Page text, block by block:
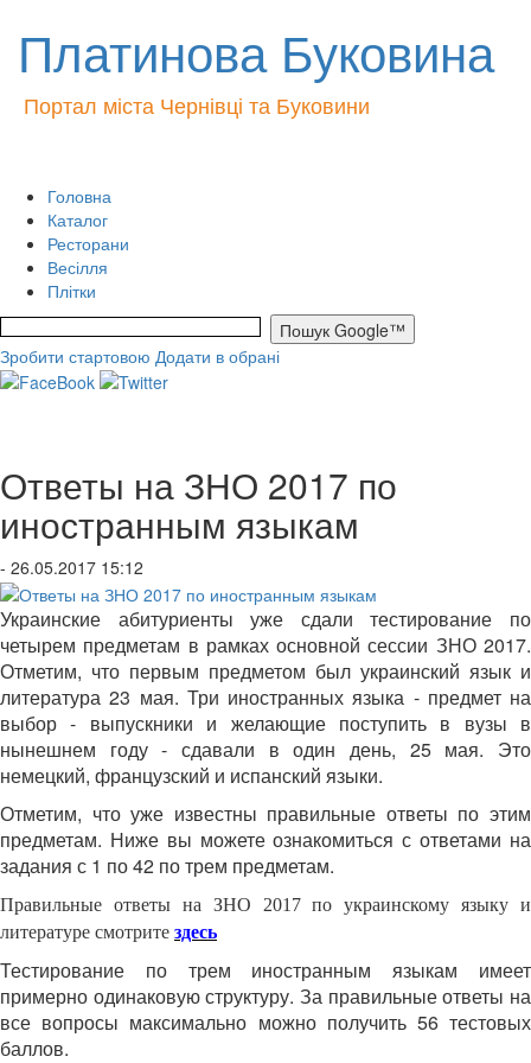
Платинова Буковина
Портал міста Чернівці та Буковини
Головна
Каталог
Ресторани
Весілля
Плітки
Зробити стартовою Додати в обрані
Ответы на ЗНО 2017 по
иностранным языкам
- 26.05.2017 15:12
Украинские абитуриенты уже сдали тестирование по
четырем предметам в рамках основной сессии ЗНО 2017.
Отметим, что первым предметом был украинский язык и
литература 23 мая. Три иностранных языка - предмет на
выбор - выпускники и желающие поступить в вузы в
нынешнем году - сдавали в один день, 25 мая. Это
немецкий, французский и испанский языки.
Отметим, что уже известны правильные ответы по этим
предметам. Ниже вы можете ознакомиться с ответами на
задания с 1 по 42 по трем предметам.
Правильные ответы на ЗНО 2017 по украинскому языку и
литературе смотрите здесь
Тестирование по трем иностранным языкам имеет
примерно одинаковую структуру. За правильные ответы на
все вопросы максимально можно получить 56 тестовых
баллов.